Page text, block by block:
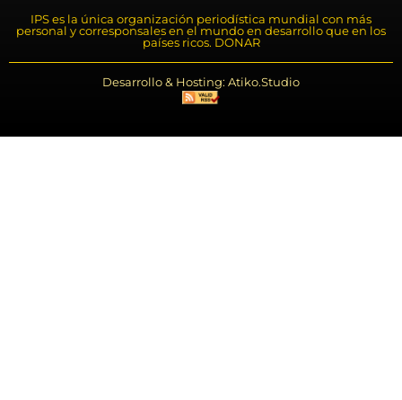
IPS es la única organización periodística mundial con más
personal y corresponsales en el mundo en desarrollo que en los
países ricos. DONAR
Desarrollo & Hosting: Atiko.Studio